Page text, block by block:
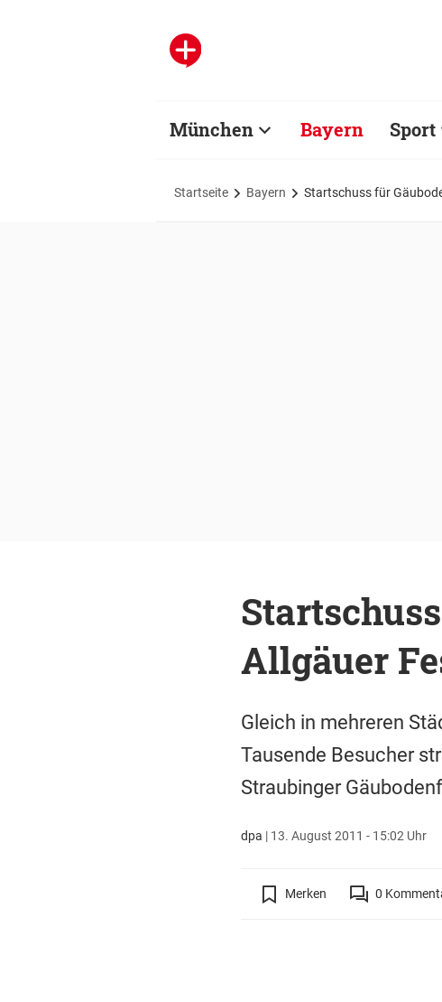
München Bayern Sport
Startseite Bayern Startschuss für
Allgäuer
Gleich in mehreren
Tausende Besucher
Straubinger
dpa | 13. August 2011 - 15:02 Uhr
Merken 0